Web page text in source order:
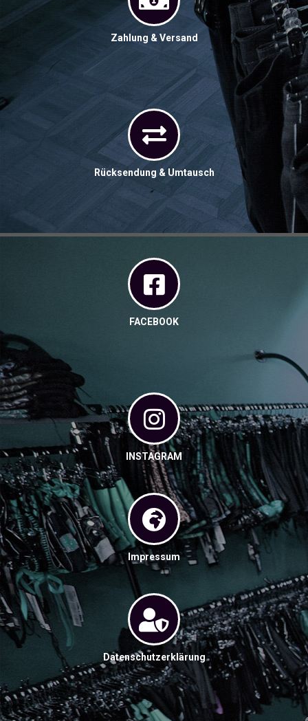
Zahlung & Versand
Rücksendung & Umtausch
FACEBOOK
INSTAGRAM
Impressum
Datenschutzerklärung